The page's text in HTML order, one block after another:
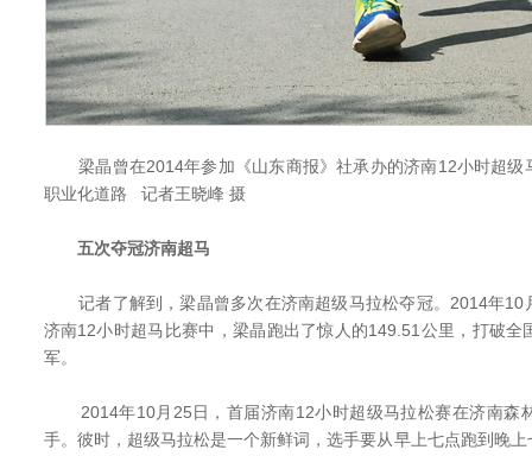
梁晶曾在2014年参加《山东商报》社承办的济南12小时超级
职业化道路 记者王晓峰 摄
五次夺冠济南超马
记者了解到，梁晶曾多次在济南超级马拉松夺冠。2014年10
济南12小时超马比赛中，梁晶跑出了惊人的149.51公里，打破全
军。
2014年10月25日，首届济南12小时超级马拉松赛在济南森
手。彼时，超级马拉松是一个新鲜词，选手要从早上七点跑到晚